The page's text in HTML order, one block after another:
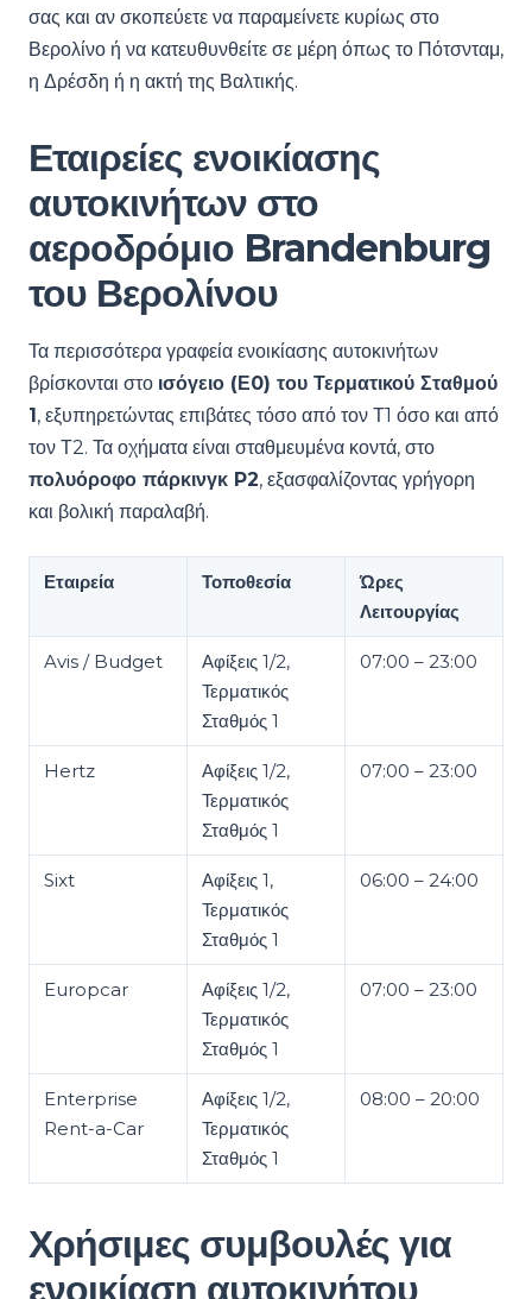
σας και αν σκοπεύετε να παραμείνετε κυρίως στο
Βερολίνο ή να κατευθυνθείτε σε μέρη όπως το Πότσνταμ,
η Δρέσδη ή η ακτή της Βαλτικής.
Εταιρείες ενοικίασης
αυτοκινήτων στο
αεροδρόμιο Brandenburg
του Βερολίνου
Τα περισσότερα γραφεία ενοικίασης αυτοκινήτων
βρίσκονται στο ισόγειο (Ε0) του Τερματικού Σταθμού
1, εξυπηρετώντας επιβάτες τόσο από τον Τ1 όσο και από
τον Τ2. Τα οχήματα είναι σταθμευμένα κοντά, στο
πολυόροφο πάρκινγκ P2, εξασφαλίζοντας γρήγορη
και βολική παραλαβή.
Εταιρεία Τοποθεσία
Ώρες
Λειτουργίας
Avis / Budget
Αφίξεις 1/2,
Τερματικός
Σταθμός 1
07:00 – 23:00
Hertz
Αφίξεις 1/2,
Τερματικός
Σταθμός 1
07:00 – 23:00
Sixt
Αφίξεις 1,
Τερματικός
Σταθμός 1
06:00 – 24:00
Europcar
Αφίξεις 1/2,
Τερματικός
Σταθμός 1
07:00 – 23:00
Enterprise
Rent-a-Car
Αφίξεις 1/2,
Τερματικός
Σταθμός 1
08:00 – 20:00
Χρήσιμες συμβουλές για
ενοικίαση αυτοκινήτου